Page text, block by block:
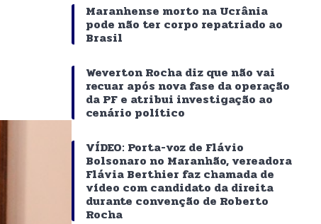
Maranhense morto na Ucrânia
pode não ter corpo repatriado ao
Brasil
Weverton Rocha diz que não vai
recuar após nova fase da operação
da PF e atribui investigação ao
cenário político
VÍDEO: Porta-voz de Flávio
Bolsonaro no Maranhão, vereadora
Flávia Berthier faz chamada de
vídeo com candidato da direita
durante convenção de Roberto
Rocha